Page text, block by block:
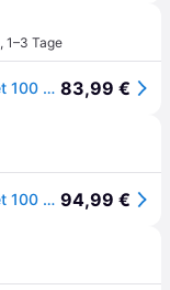
, 1–3 Tage
vidaXL 4-tlg. Kreuzfuß-Schirmständer-Set 100 kg PP 83,99 €
vidaXL 4-tlg. Kreuzfuß-Schirmständer-Set 100 kg PP 94,99 €